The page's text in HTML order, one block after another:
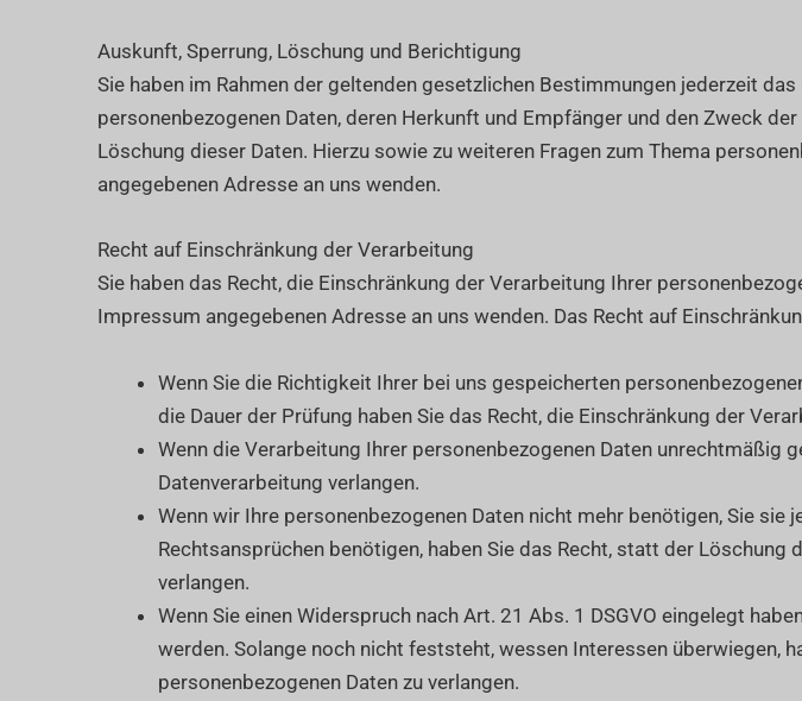
Auskunft, Sperrung, Löschung und Berichtigung
Sie haben im Rahmen der geltenden gesetzlichen Bestimmungen jederzeit
personenbezogenen Daten, deren Herkunft und Empfänger und den Zweck
Löschung dieser Daten. Hierzu sowie zu weiteren Fragen zum Thema
angegebenen Adresse an uns wenden.
Recht auf Einschränkung der Verarbeitung
Sie haben das Recht, die Einschränkung der Verarbeitung Ihrer
Impressum angegebenen Adresse an uns wenden. Das Recht auf
Wenn Sie die Richtigkeit Ihrer bei uns gespeicherten
die Dauer der Prüfung haben Sie das Recht, die Einschränkung der
Wenn die Verarbeitung Ihrer personenbezogenen Daten unrechtmäßig
Datenverarbeitung verlangen.
Wenn wir Ihre personenbezogenen Daten nicht mehr benötigen, Sie
Rechtsansprüchen benötigen, haben Sie das Recht, statt der
verlangen.
Wenn Sie einen Widerspruch nach Art. 21 Abs. 1 DSGVO eingelegt
werden. Solange noch nicht feststeht, wessen Interessen überwiegen,
personenbezogenen Daten zu verlangen.